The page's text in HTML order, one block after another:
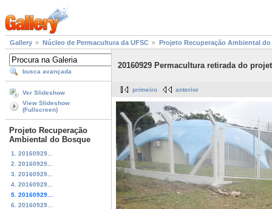
Gallery Núcleo de Permacultura da UFSC Projeto Recuperação Ambiental
busca avançada
Ver Slideshow
View Slideshow
(Fullscreen)
Projeto Recuperação
Ambiental do Bosque
1. 20160929...
2. 20160929...
3. 20160929...
4. 20160929...
5. 20160929...
6. 20160929...
20160929 Permacultura retirada do
primeiro anterior